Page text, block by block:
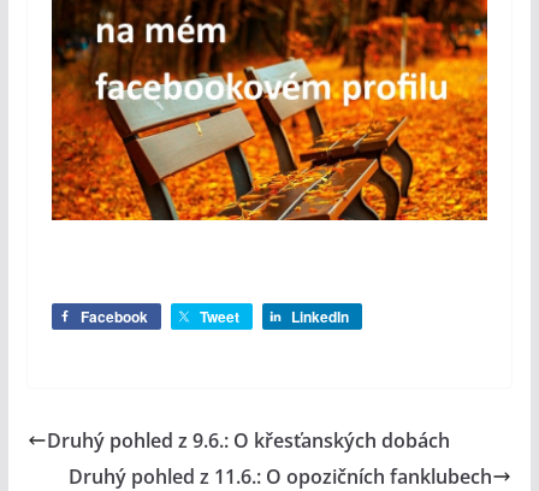
Facebook Tweet LinkedIn
Druhý pohled z 9.6.: O křesťanských dobách
Druhý pohled z 11.6.: O opozičních fanklubech